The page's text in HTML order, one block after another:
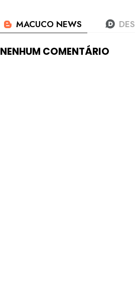
NENHUM COMENTÁRIO